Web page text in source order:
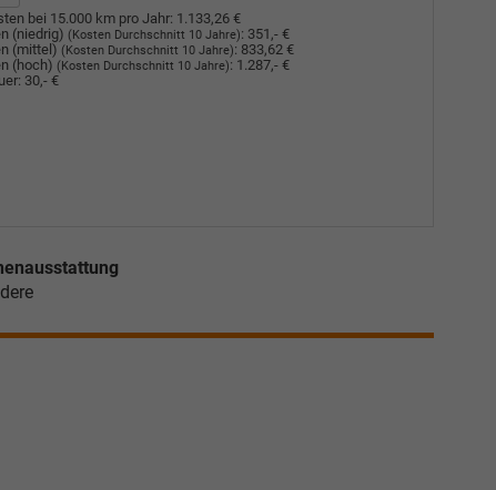
bei 15.000 km pro Jahr: 1.133,26 €
(niedrig) (Kosten Durchschnitt 10 Jahre): 351,- €
(mittel) (Kosten Durchschnitt 10 Jahre): 833,62 €
(hoch) (Kosten Durchschnitt 10 Jahre): 1.287,- €
30,- €